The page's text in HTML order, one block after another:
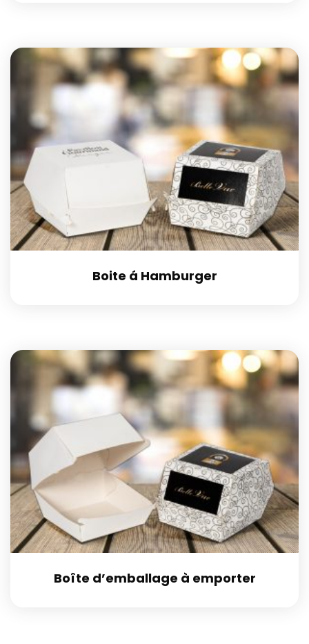
Boite á Hamburger
Boîte d’emballage à emporter